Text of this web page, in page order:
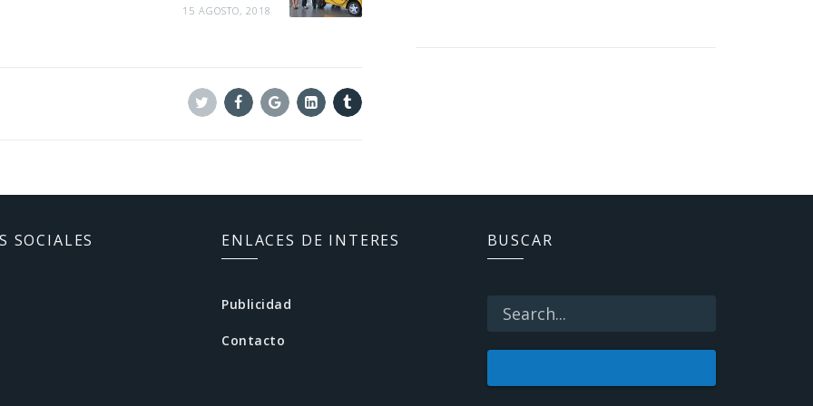
15 AGOSTO, 2018
SOCIALES ENLACES DE INTERES
Publicidad
Contacto
BUSCAR